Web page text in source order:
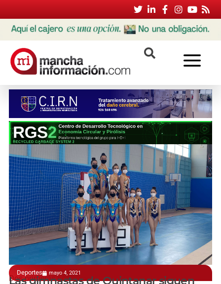
Deportes mayo 4, 2021
Dos primeras posiciones
Las gimnastas de Quintanar siguen